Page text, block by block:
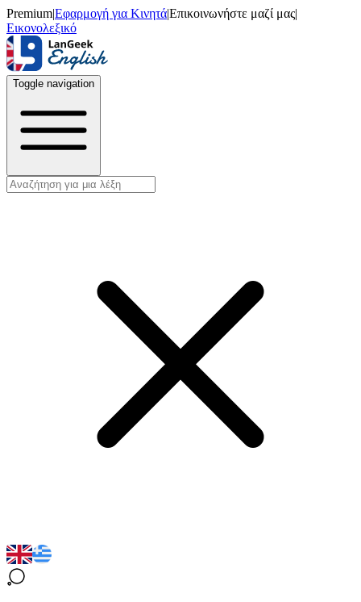
Premium|Εφαρμογή για Κινητά|Επικοινωνήστε μαζί μας|
Εικονολεξικό
Toggle navigation